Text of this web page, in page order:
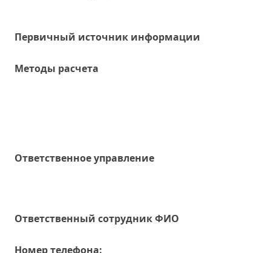
Первичный источник информации
Методы расчета
Ответственное управление
Oтветственный сотрудник ФИО
Номер телефона: